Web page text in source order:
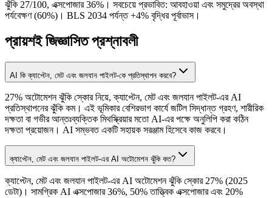
ঝুঁকি 27/100, এক্সপোজার 36%। সবচেয়ে প্রভাবিত: আবহাওয়া এবং সমুদ্রের অবস্থা
পর্যবেক্ষণ (60%)। BLS 2034 পর্যন্ত +4% বৃদ্ধির পূর্বাভাস।
প্রায়শই জিজ্ঞাসিত প্রশ্নাবলী
AI কি ক্যাপ্টেন, মেট এবং জলযান পাইলট-কে প্রতিস্থাপন করবে?
27% অটোমেশন ঝুঁকি স্কোর নিয়ে, ক্যাপ্টেন, মেট এবং জলযান পাইলট-এর AI
প্রতিস্থাপনের ঝুঁকি কম। এই ভূমিকার বেশিরভাগ কার্যে জটিল সিদ্ধান্ত গ্রহণ, শারীরিক
দক্ষতা বা গভীর আন্তঃব্যক্তিক মিথস্ক্রিয়ার মতো AI-এর পক্ষে অনুলিপি করা কঠিন
দক্ষতা প্রয়োজন। AI সম্ভবত একটি সহায়ক সরঞ্জাম হিসেবে কাজ করবে।
ক্যাপ্টেন, মেট এবং জলযান পাইলট-এর AI অটোমেশন ঝুঁকি কত?
ক্যাপ্টেন, মেট এবং জলযান পাইলট-এর AI অটোমেশন ঝুঁকি স্কোর 27% (2025
ডেটা)। সামগ্রিক AI এক্সপোজার 36%, 50% তাত্ত্বিক এক্সপোজার এবং 20%